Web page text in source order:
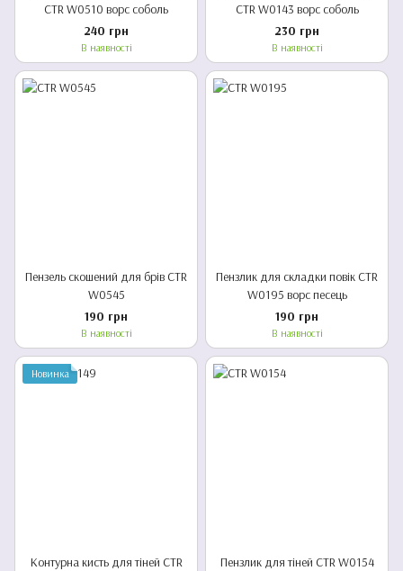
CTR W0510 ворс соболь
240 грн
В наявності
CTR W0143 ворс соболь
230 грн
В наявності
Пензель скошений для брів CTR
W0545
190 грн
В наявності
Пензлик для складки повік CTR
W0195 ворс песець
190 грн
В наявності
Новинка
Контурна кисть для тіней CTR
Пензлик для тіней CTR W0154